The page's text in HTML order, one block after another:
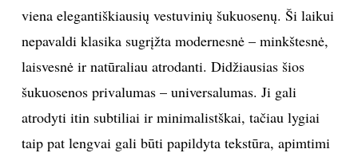
viena elegantiškiausių vestuvinių šukuosenų. Ši laikui
nepavaldi klasika sugrįžta modernesnė – minkštesnė,
laisvesnė ir natūraliau atrodanti. Didžiausias šios
šukuosenos privalumas – universalumas. Ji gali
atrodyti itin subtiliai ir minimalistškai, tačiau lygiai
taip pat lengvai gali būti papildyta tekstūra, apimtimi